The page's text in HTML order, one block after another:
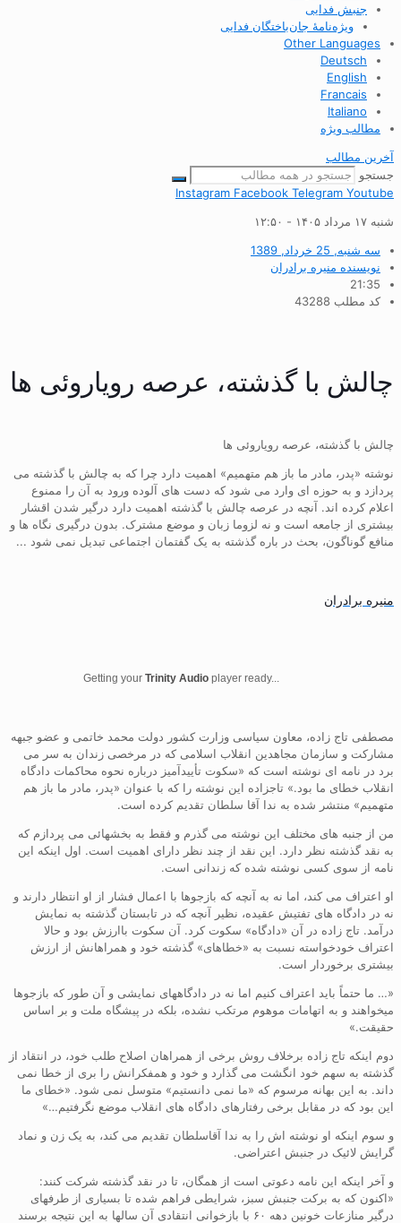
جنبش فدایی
ویژه‌نامهٔ جان‌باختگان فدایی
Other Languages
Deutsch
English
Francais
Italiano
مطالب ویژه
آخرین مطالب
جستجو
Instagram Facebook Telegram Youtube
شنبه ۱۷ مرداد ۱۴۰۵ - ۱۲:۵۰
سه شنبه, 25 خرداد, 1389
نویسندهمنیره برادران
21:35
کد مطلب 43288
چالش با گذشته، عرصه رویاروئی ها
چالش با گذشته، عرصه رویاروئی ها
نوشته «پدر، مادر ما باز هم متهمیم» اهمیت دارد چرا که به چالش با گذشته می
پردازد و به حوزه ای وارد می شود که دست های آلوده ورود به آن را ممنوع
اعلام کرده اند. آنچه در عرصه چالش با گذشته اهمیت دارد درگیر شدن اقشار
بیشتری از جامعه است و نه لزوما زبان و موضع مشترک. بدون درگیری نگاه ها و
منافع گوناگون، بحث در باره گذشته به یک گفتمان اجتماعی تبدیل نمی شود ...
منیره برادران
Getting yourTrinity Audio player ready...
مصطفی تاج زاده، معاون سیاسی وزارت کشور دولت محمد خاتمی و عضو جبهه
مشارکت و سازمان مجاهدین انقلاب اسلامی که در مرخصی زندان به سر می
برد در نامه ای نوشته است که «سکوت تأییدآمیز درباره نحوه محاکمات دادگاه
انقلاب خطای ما بود.» تاجزاده این نوشته را که با عنوان «پدر، مادر ما باز هم
متهمیم» منتشر شده به ندا آقا سلطان تقدیم کرده است.
من از جنبه های مختلف این نوشته می گذرم و فقط به بخشهائی می پردازم که
به نقد گذشته نظر دارد. این نقد از چند نظر دارای اهمیت است. اول اینکه این
نامه از سوی کسی نوشته شده که زندانی است.
او اعتراف می کند، اما نه به آنچه که بازجوها با اعمال فشار از او انتظار دارند و
نه در دادگاه های تفتیش عقیده، نظیر آنچه که در تابستان گذشته به نمایش
درآمد. تاج زاده در آن «دادگاه» سکوت کرد. آن سکوت باارزش بود و حالا
اعتراف خودخواسته نسبت به «خطاهای» گذشته خود و همراهانش از ارزش
بیشتری برخوردار است.
«… ما حتماً باید اعتراف کنیم اما نه در دادگاههای نمایشی و آن طور که بازجوها
میخواهند و به اتهامات موهوم مرتکب نشده، بلکه در پیشگاه ملت و بر اساس
حقیقت.»
دوم اینکه تاج زاده برخلاف روش برخی از همراهان اصلاح طلب خود، در انتقاد از
گذشته به سهم خود انگشت می گذارد و خود و همفکرانش را بری از خطا نمی
داند. به این بهانه مرسوم که «ما نمی دانستیم» متوسل نمی شود. «خطای ما
این بود که در مقابل برخی رفتارهای دادگاه های انقلاب موضع نگرفتیم…»
و سوم اینکه او نوشته اش را به ندا آقاسلطان تقدیم می کند، به یک زن و نماد
گرایش لائیک در جنبش اعتراضی.
و آخر اینکه این نامه دعوتی است از همگان، تا در نقد گذشته شرکت کنند:
«اکنون که به برکت جنبش سبز، شرایطی فراهم شده تا بسیاری از طرفهای
درگیر منازعات خونین دهه ۶۰ با بازخوانی انتقادی آن سالها به این نتیجه برسند